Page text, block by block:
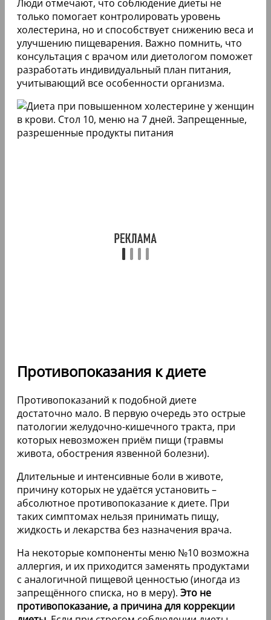
Люди отмечают, что соблюдение диеты не
только помогает контролировать уровень
холестерина, но и способствует снижению веса и
улучшению пищеварения. Важно помнить, что
консультация с врачом или диетологом поможет
разработать индивидуальный план питания,
учитывающий все особенности организма.
Противопоказания к диете
Противопоказаний к подобной диете
достаточно мало. В первую очередь это острые
патологии желудочно-кишечного тракта, при
которых невозможен приём пищи (травмы
живота, обострения язвенной болезни).
Длительные и интенсивные боли в животе,
причину которых не удаётся установить –
абсолютное противопоказание к диете. При
таких симптомах нельзя принимать пищу,
жидкость и лекарства без назначения врача.
На некоторые компоненты меню №10 возможна
аллергия, и их приходится заменять продуктами
с аналогичной пищевой ценностью (иногда из
запрещённого списка, но в меру). Это не
противопоказание, а причина для коррекции